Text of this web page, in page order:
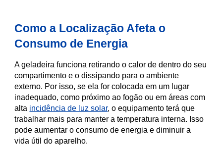
Como a Localização Afeta o
Consumo de Energia
A geladeira funciona retirando o calor de dentro do seu
compartimento e o dissipando para o ambiente
externo. Por isso, se ela for colocada em um lugar
inadequado, como próximo ao fogão ou em áreas com
alta incidência de luz solar, o equipamento terá que
trabalhar mais para manter a temperatura interna. Isso
pode aumentar o consumo de energia e diminuir a
vida útil do aparelho.